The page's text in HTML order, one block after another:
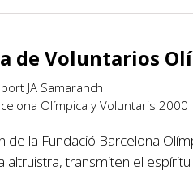
de Voluntarios
JA Samaranch
Olímpica y Voluntaris 2000
de la Fundació Barcelona
transmiten el